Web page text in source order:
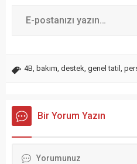
4B bakım destek genel tatil
Bir Yorum Yazın